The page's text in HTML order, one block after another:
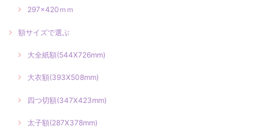
297×420ｍｍ
額サイズで選ぶ
大全紙額(544X726mm)
大衣額(393X508mm)
四つ切額(347X423mm)
太子額(287X378mm)